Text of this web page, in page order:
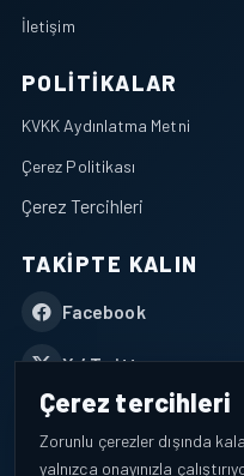
İletişim
POLITIKALAR
KVKK Aydınlatma Metni
Çerez Politikası
Çerez Tercihleri
TAKIPTE KALIN
Facebook
X / Twitter
YouTube
WhatsApp
Çerez tercihleri
Zorunlu çerezler dışında
yalnızca onayınızla